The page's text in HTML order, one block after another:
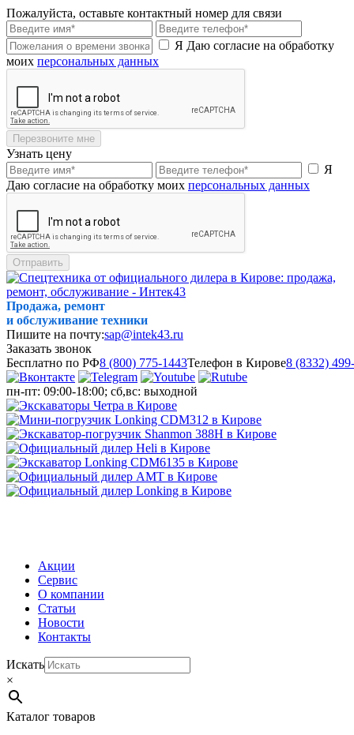
Пожалуйста, оставьте контактный номер для связи
Я Даю согласие на обработку
моих персональных данных
Перезвоните мне
Узнать цену
Я
Даю согласие на обработку моих персональных данных
Отправить
Продажа, ремонт
и обслуживание техники
Пишите на почту:sap@intek43.ru
Заказать звонок
Бесплатно по РФ8 (800) 775-1443Телефон в Кирове8 (8332)
пн-пт: 09:00-18:00; сб,вс: выходной
Акции
Сервис
О компании
Статьи
Новости
Контакты
Искать
×
Каталог товаров